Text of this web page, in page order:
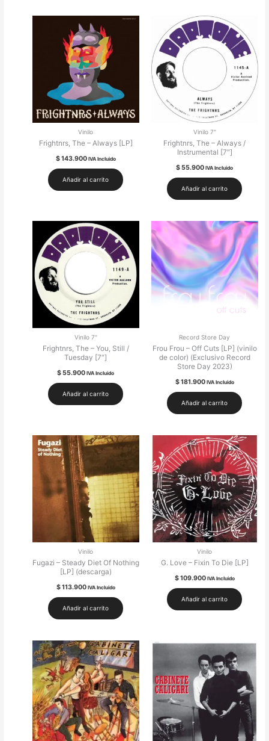
Vinilo
Frightnrs, The – Always [LP]
$143.900 IVA Incluido
Añadir al carrito
Vinilo 7"
Frightnrs, The – Always /
Instrumental [7″]
$55.900 IVA Incluido
Añadir al carrito
Vinilo 7"
Frightnrs, The – You, Still /
Tuesday [7″]
$55.900 IVA Incluido
Añadir al carrito
Record Store Day
Frou Frou – Off Cuts [LP] (vinilo
de color) (Exclusivo Record
Store Day 2023)
$181.900 IVA Incluido
Añadir al carrito
Vinilo
Fugazi – Steady Diet Of Nothing
[LP] (descarga)
$113.900 IVA Incluido
Añadir al carrito
Vinilo
G. Love – Fixin To Die [LP]
$109.900 IVA Incluido
Añadir al carrito